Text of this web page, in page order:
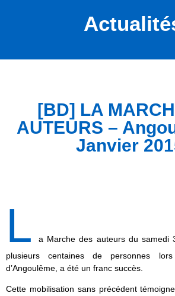
[BD] LA
AUTEURS –
Janvier
L
a Marche des auteurs du samedi
plusieurs centaines de personnes
d’Angoulême, a été un franc succès.
Cette mobilisation sans précédent